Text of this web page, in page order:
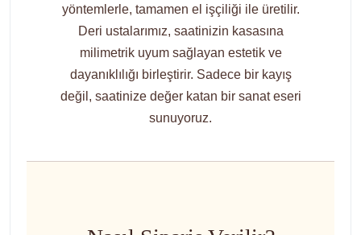
yöntemlerle, tamamen el işçiliği ile üretilir.
Deri ustalarımız, saatinizin kasasına
milimetrik uyum sağlayan estetik ve
dayanıklılığı birleştirir. Sadece bir kayış
değil, saatinize değer katan bir sanat eseri
sunuyoruz.